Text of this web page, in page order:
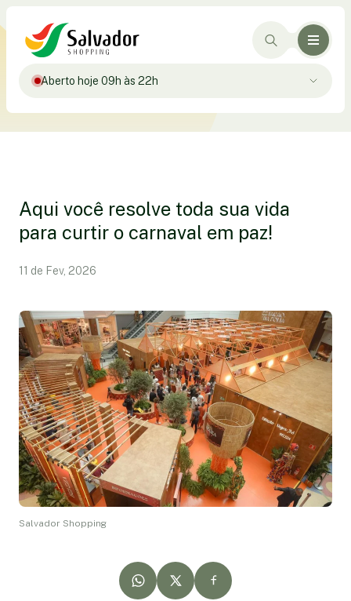
Aberto hoje 09h às 22h
Aqui você resolve toda sua vida
para curtir o carnaval em paz!
11 de Fev, 2026
Salvador Shopping